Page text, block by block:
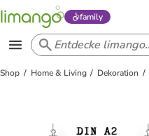
family
Shop Home & Living Dekoration